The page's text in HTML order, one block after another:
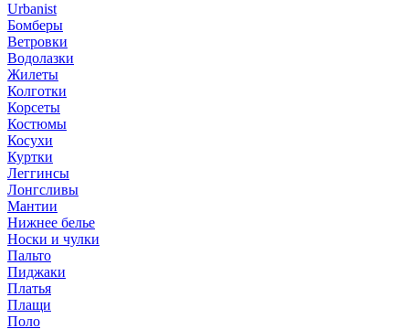
Urbanist
Бомберы
Ветровки
Водолазки
Жилеты
Колготки
Корсеты
Костюмы
Косухи
Куртки
Леггинсы
Лонгсливы
Мантии
Нижнее белье
Носки и чулки
Пальто
Пиджаки
Платья
Плащи
Поло